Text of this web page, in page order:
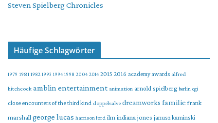
Steven Spielberg Chronicles
Häufige Schlagwörter
1979 1981 1982 1993 1994 1998 2004 2014 2015 2016 academy awards alfred
hitchcock amblin entertainment animation arnold spielberg berlin cgi
close encounters of the third kind doppelsalve dreamworks familie frank
marshall george lucas harrison ford ilm indiana jones janusz kaminski